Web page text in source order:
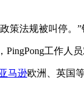
法规被叫停。”
工作人
马逊欧洲、英国